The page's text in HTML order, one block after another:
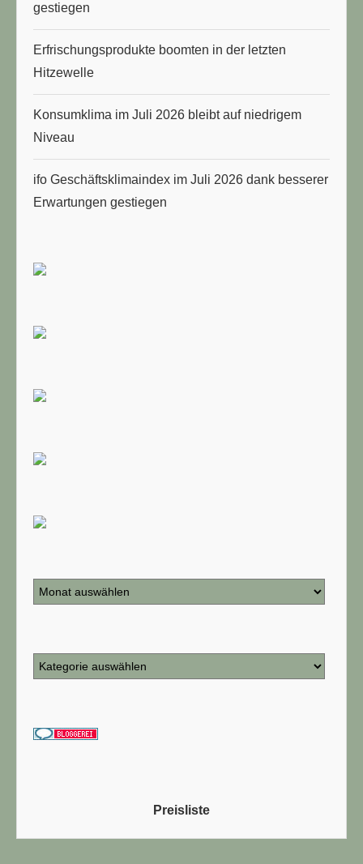
gestiegen
Erfrischungsprodukte boomten in der letzten
Hitzewelle
Konsumklima im Juli 2026 bleibt auf niedrigem
Niveau
ifo Geschäftsklimaindex im Juli 2026 dank besserer
Erwartungen gestiegen
Preisliste